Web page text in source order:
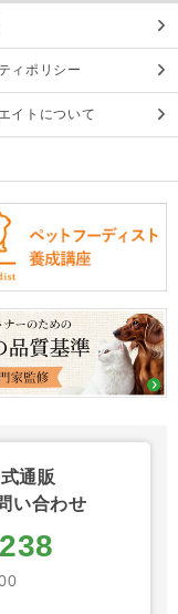
ィポリシー
イトについて
通販
い合わせ